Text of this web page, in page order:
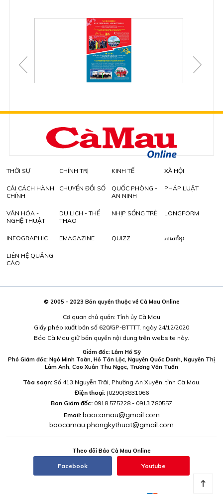
THỜI SỰ CHÍNH TRỊ KINH TẾ XÃ HỘI
CẢI CÁCH HÀNH
CHÍNH
CHUYỂN ĐỔI SỐ
QUỐC PHÒNG -
AN NINH
PHÁP LUẬT
VĂN HÓA -
NGHỆ THUẬT
DU LỊCH - THỂ
THAO
NHỊP SỐNG TRẺ LONGFORM
INFOGRAPHIC EMAGAZINE QUIZZ ភាសាខ្មែរ
LIÊN HỆ QUẢNG
CÁO
© 2005 - 2023 Bản quyền thuộc về Cà Mau Online
Cơ quan chủ quản: Tỉnh ủy Cà Mau
Giấy phép xuất bản số 620/GP-BTTTT, ngày 24/12/2020
Báo Cà Mau giữ bản quyền nội dung trên website này.
Giám đốc: Lâm Hồ Sỹ
Phó Giám đốc: Ngô Minh Toàn, Hồ Tấn Lộc, Nguyễn Quốc Danh, Nguyễn Thị
Lâm Anh, Cao Xuân Thu Ngọc, Trương Văn Tuấn
Tòa soạn:Số 413 Nguyễn Trãi, Phường An Xuyên, tỉnh Cà Mau.
Điện thoại: (0290)3831066
Ban Giám đốc: 0918.575228 - 0913.780557
Email: baocamau@gmail.com
baocamau.phongkythuat@gmail.com
Theo dõi Báo Cà Mau Online
Facebook Youtube